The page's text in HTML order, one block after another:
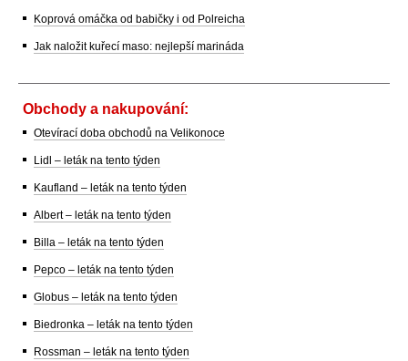
Koprová omáčka od babičky i od Polreicha
Jak naložit kuřecí maso: nejlepší marináda
Obchody a nakupování:
Otevírací doba obchodů na Velikonoce
Lidl – leták na tento týden
Kaufland – leták na tento týden
Albert – leták na tento týden
Billa – leták na tento týden
Pepco – leták na tento týden
Globus – leták na tento týden
Biedronka – leták na tento týden
Rossman – leták na tento týden